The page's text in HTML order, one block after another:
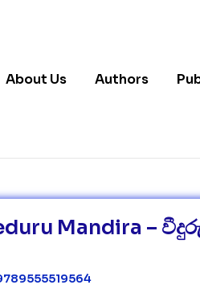
About Us Authors
Mandira –